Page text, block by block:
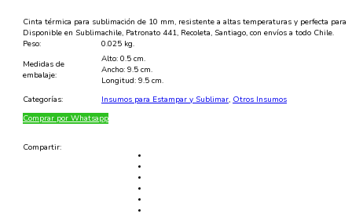
Cinta térmica para sublimación de 10 mm, resistente a altas temperaturas y perfecta
Disponible en Sublimachile, Patronato 441, Recoleta, Santiago, con envíos a todo Chile.
Peso:
0.025 kg.
Medidas de
embalaje:
Alto: 0.5 cm.
Ancho: 9.5 cm.
Longitud: 9.5 cm.
Categorías:
Insumos para Estampar y Sublimar, Otros Insumos
Comprar por Whatsapp
Compartir: